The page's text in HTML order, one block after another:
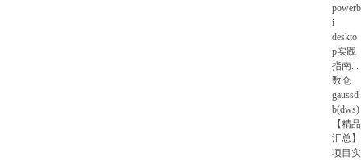
powerb
i
deskto
p实践
指南...
数仓
gaussd
b(dws)
【精品
汇总】
项目实